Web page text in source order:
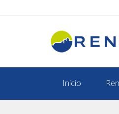
Inicio